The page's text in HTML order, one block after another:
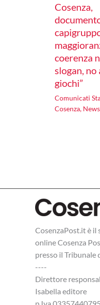
Cosenza,
coerenza
slogan, no
giochi”
Comunicati
Cosenza, News
CosenzaPost.it è
online Cosenza
presso il Tribunale
----
Direttore
Isabella editore
p.Iva 03357440795